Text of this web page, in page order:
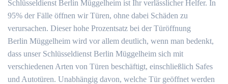
Schlüsseldienst Berlin Müggelheim ist Ihr verlässlicher Helfer. In
95% der Fälle öffnen wir Türen, ohne dabei Schäden zu
verursachen. Dieser hohe Prozentsatz bei der Türöffnung
Berlin Müggelheim wird vor allem deutlich, wenn man bedenkt,
dass unser Schlüsseldienst Berlin Müggelheim sich mit
verschiedenen Arten von Türen beschäftigt, einschließlich Safes
und Autotüren. Unabhängig davon, welche Tür geöffnet werden